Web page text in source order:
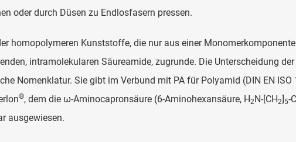
oder durch Düsen zu Endlosfasern pressen.
homopolymeren Kunststoffe, die nur aus einer
intramolekularen Säureamide, zugrunde. Die Unterscheidung
Nomenklatur. Sie gibt im Verbund mit PA für Polyamid (DIN EN
®, dem die ω-Aminocapronsäure (6-Aminohexansäure, H2N-[CH2] 5-
ausgewiesen.